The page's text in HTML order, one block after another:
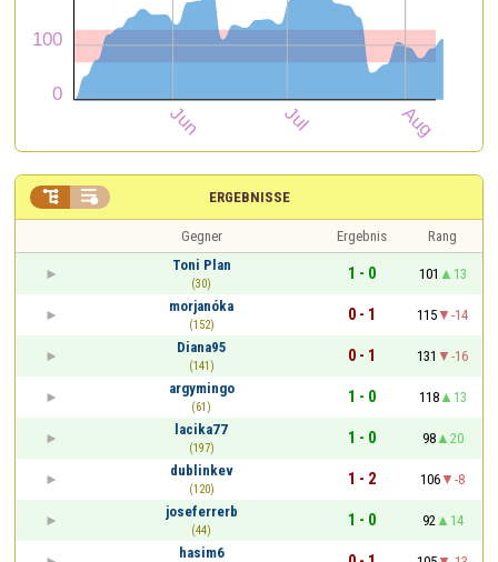
ERGEBNISSE
 
Gegner Ergebnis
Rang
Toni Plan
(30)
1 - 0 101
13
morjanóka
(152)
0 - 1 115
-14
Diana95
(141)
0 - 1 131
-16
argymingo
(61)
1 - 0 118
13
lacika77
(197)
1 - 0 98
20
dublinkev
(120)
1 - 2 106
-8
joseferrerb
(44)
1 - 0 92
14
hasim6